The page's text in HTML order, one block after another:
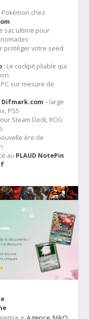
chez
sac ultime pour
protéger votre seed
: Le cockpit pliable qui
sur mesure de
Difmark.com – large
PS5
Steam Deck, ROG
ère de
au PLAUD NotePin